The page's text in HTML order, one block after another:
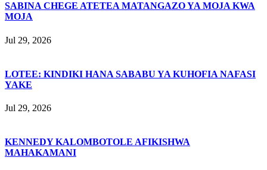
SABINA CHEGE ATETEA MATANGAZO YA MOJA KWA
MOJA
Jul 29, 2026
LOTEE: KINDIKI HANA SABABU YA KUHOFIA NAFASI
YAKE
Jul 29, 2026
KENNEDY KALOMBOTOLE AFIKISHWA
MAHAKAMANI